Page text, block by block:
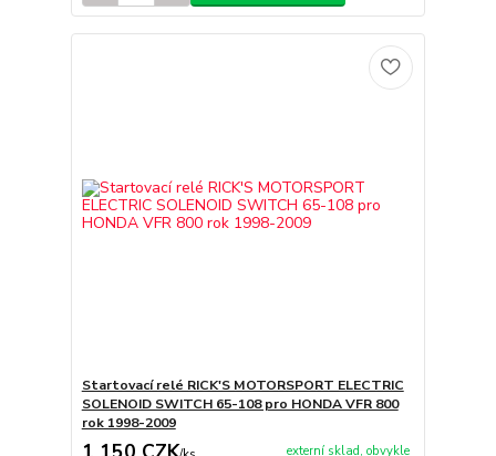
Startovací relé RICK'S MOTORSPORT ELECTRIC
SOLENOID SWITCH 65-108 pro HONDA VFR 800
rok 1998-2009
externí sklad, obvykle